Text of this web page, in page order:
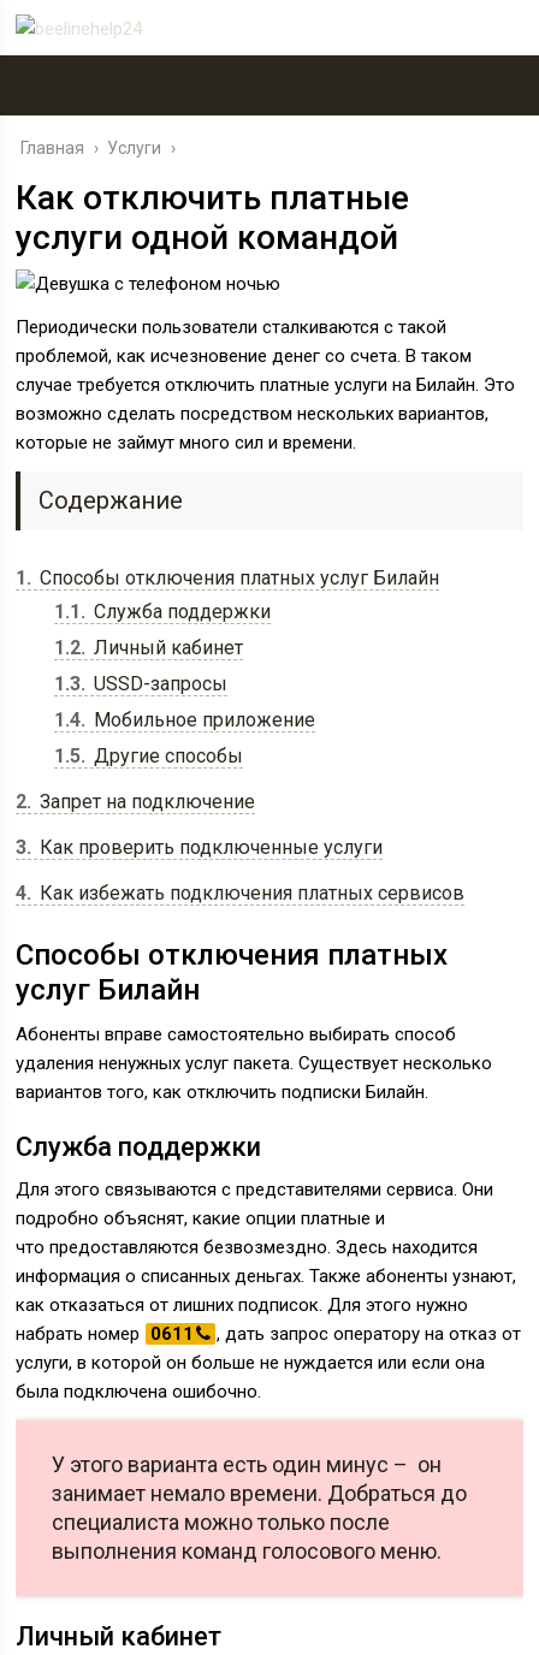
Главная › Услуги ›
Как отключить платные
услуги одной командой
Периодически пользователи сталкиваются с такой
проблемой, как исчезновение денег со счета. В таком
случае требуется отключить платные услуги на Билайн. Это
возможно сделать посредством нескольких вариантов,
которые не займут много сил и времени.
Содержание
1
Способы отключения платных услуг Билайн
1.1
Служба поддержки
1.2 Личный кабинет
1.3 USSD-запросы
1.4
Мобильное приложение
1.5 Другие способы
2 Запрет на подключение
3
Как проверить подключенные услуги
4
Как избежать подключения платных сервисов
Способы отключения платных
услуг Билайн
Абоненты вправе самостоятельно выбирать способ
удаления ненужных услуг пакета. Существует несколько
вариантов того, как отключить подписки Билайн.
Служба поддержки
Для этого связываются с представителями сервиса. Они
подробно объяснят, какие опции платные и
что предоставляются безвозмездно. Здесь находится
информация о списанных деньгах. Также абоненты узнают,
как отказаться от лишних подписок. Для этого нужно
набрать номер
0611
, дать запрос оператору на отказ от
услуги, в которой он больше не нуждается или если она
была подключена ошибочно.
У этого варианта есть один минус – он
занимает немало времени. Добраться до
специалиста можно только после
выполнения команд голосового меню.
Личный кабинет